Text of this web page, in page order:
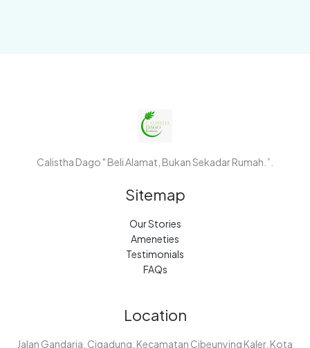
Calistha Dago " Beli Alamat, Bukan Sekadar Rumah.”.
Sitemap
Our Stories
Ameneties
Testimonials
FAQs
Location
Jalan Gandaria, Cigadung, Kecamatan Cibeunying Kaler, Kota